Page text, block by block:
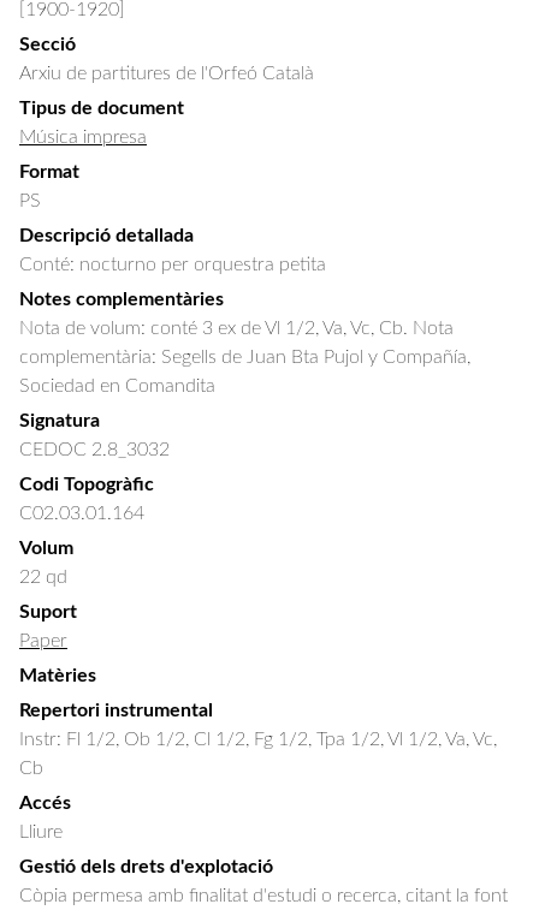
[1900-1920]
Secció
Arxiu de partitures de l'Orfeó Català
Tipus de document
Música impresa
Format
PS
Descripció detallada
Conté: nocturno per orquestra petita
Notes complementàries
Nota de volum: conté 3 ex de Vl 1/2, Va, Vc, Cb. Nota
complementària: Segells de Juan Bta Pujol y Compañía,
Sociedad en Comandita
Signatura
CEDOC 2.8_3032
Codi Topogràfic
C02.03.01.164
Volum
22 qd
Suport
Paper
Matèries
Repertori instrumental
Instr: Fl 1/2, Ob 1/2, Cl 1/2, Fg 1/2, Tpa 1/2, Vl 1/2, Va, Vc,
Cb
Accés
Lliure
Gestió dels drets d'explotació
Còpia permesa amb finalitat d'estudi o recerca, citant la font